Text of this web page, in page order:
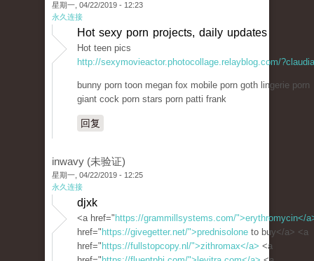
星期一, 04/22/2019 - 12:23
永久连接
Hot sexy porn projects, daily updates
Hot teen pics
http://sexymovieactor.photocollage.relayblog.com/?claudia
bunny porn toon megan fox mobile porn goth lingerie porn
giant cock porn stars porn patti frank
回复
inwavy (未验证)
星期一, 04/22/2019 - 12:25
永久连接
djxk
<a href=" https://grammillsystems.com/">erythromycin</
href=" https://givegetter.net/">prednisolone to buy</a> <a
href=" https://fullstopcopy.nl/">zithromax</a> <a